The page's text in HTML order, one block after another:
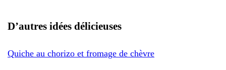
D’autres idées délicieuses
Quiche au chorizo et fromage de chèvre